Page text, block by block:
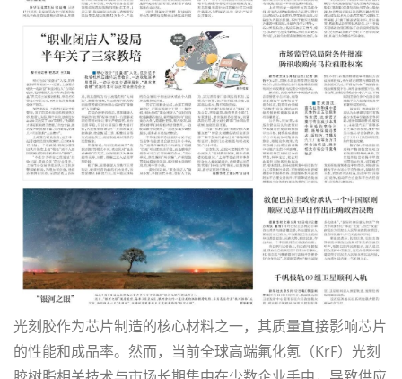
光刻胶作为芯片制造的核心材料之一，其质量直接影响芯片
的性能和成品率。然而，当前全球高端氟化氪（KrF）光刻